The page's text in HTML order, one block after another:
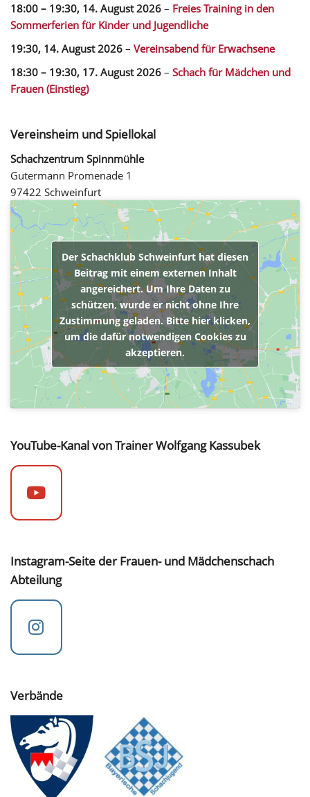
18:00 – 19:30, 14. August 2026 – Freies Training in den
Sommerferien für Kinder und Jugendliche
19:30, 14. August 2026 – Vereinsabend für Erwachsene
18:30 – 19:30, 17. August 2026 – Schach für Mädchen und
Frauen (Einstieg)
Vereinsheim und Spiellokal
Schachzentrum Spinnmühle
Gutermann Promenade 1
97422 Schweinfurt
Der Schachklub Schweinfurt hat diesen
Beitrag mit einem externen Inhalt
angereichert. Um Ihre Daten zu
schützen, wurde er nicht ohne Ihre
Zustimmung geladen. Bitte hier klicken,
um die dafür notwendigen Cookies zu
akzeptieren.
YouTube-Kanal von Trainer Wolfgang Kassubek
Instagram-Seite der Frauen- und Mädchenschach
Abteilung
Verbände